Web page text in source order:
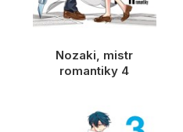
Nozaki, mistr
romantiky 4